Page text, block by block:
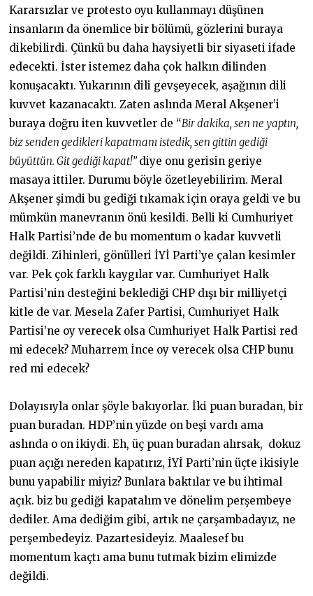
Kararsızlar ve protesto oyu kullanmayı düşünen
insanların da önemlice bir bölümü, gözlerini buraya
dikebilirdi. Çünkü bu daha haysiyetli bir siyaseti ifade
edecekti. İster istemez daha çok halkın dilinden
konuşacaktı. Yukarının dili gevşeyecek, aşağının dili
kuvvet kazanacaktı. Zaten aslında Meral Akşener’i
buraya doğru iten kuvvetler de “Bir dakika, sen ne yaptın,
biz senden gedikleri kapatmanı istedik, sen gittin gediği
büyüttün. Git gediği kapat!” diye onu gerisin geriye
masaya ittiler. Durumu böyle özetleyebilirim. Meral
Akşener şimdi bu gediği tıkamak için oraya geldi ve bu
mümkün manevranın önü kesildi. Belli ki Cumhuriyet
Halk Partisi’nde de bu momentum o kadar kuvvetli
değildi. Zihinleri, gönülleri İYİ Parti’ye çalan kesimler
var. Pek çok farklı kaygılar var. Cumhuriyet Halk
Partisi’nin desteğini beklediği CHP dışı bir milliyetçi
kitle de var. Mesela Zafer Partisi, Cumhuriyet Halk
Partisi’ne oy verecek olsa Cumhuriyet Halk Partisi red
mi edecek? Muharrem İnce oy verecek olsa CHP bunu
red mi edecek?
Dolayısıyla onlar şöyle bakıyorlar. İki puan buradan, bir
puan buradan. HDP’nin yüzde on beşi vardı ama
aslında o on ikiydi. Eh, üç puan buradan alırsak, dokuz
puan açığı nereden kapatırız, İYİ Parti’nin üçte ikisiyle
bunu yapabilir miyiz? Bunlara baktılar ve bu ihtimal
açık. biz bu gediği kapatalım ve dönelim perşembeye
dediler. Ama dediğim gibi, artık ne çarşambadayız, ne
perşembedeyiz. Pazartesideyiz. Maalesef bu
momentum kaçtı ama bunu tutmak bizim elimizde
değildi.